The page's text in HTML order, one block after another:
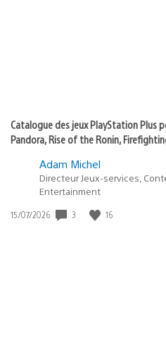
Catalogue des jeux PlayStation Plus
Pandora, Rise of the Ronin,
Adam Michel
Directeur Jeux-services,
Entertainment
Date
15/07/2026 3 16